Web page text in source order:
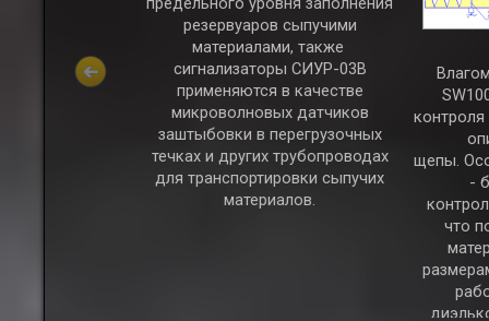
как соли,
резервуаров сыпучими
материалами, также
сигнализаторы СИУР-03В
применяются в качестве
микроволновых датчиков
заштыбовки в перегрузочных
течках и других трубопроводах
для транспортировки сыпучих
материалов.
щепы.
-
что